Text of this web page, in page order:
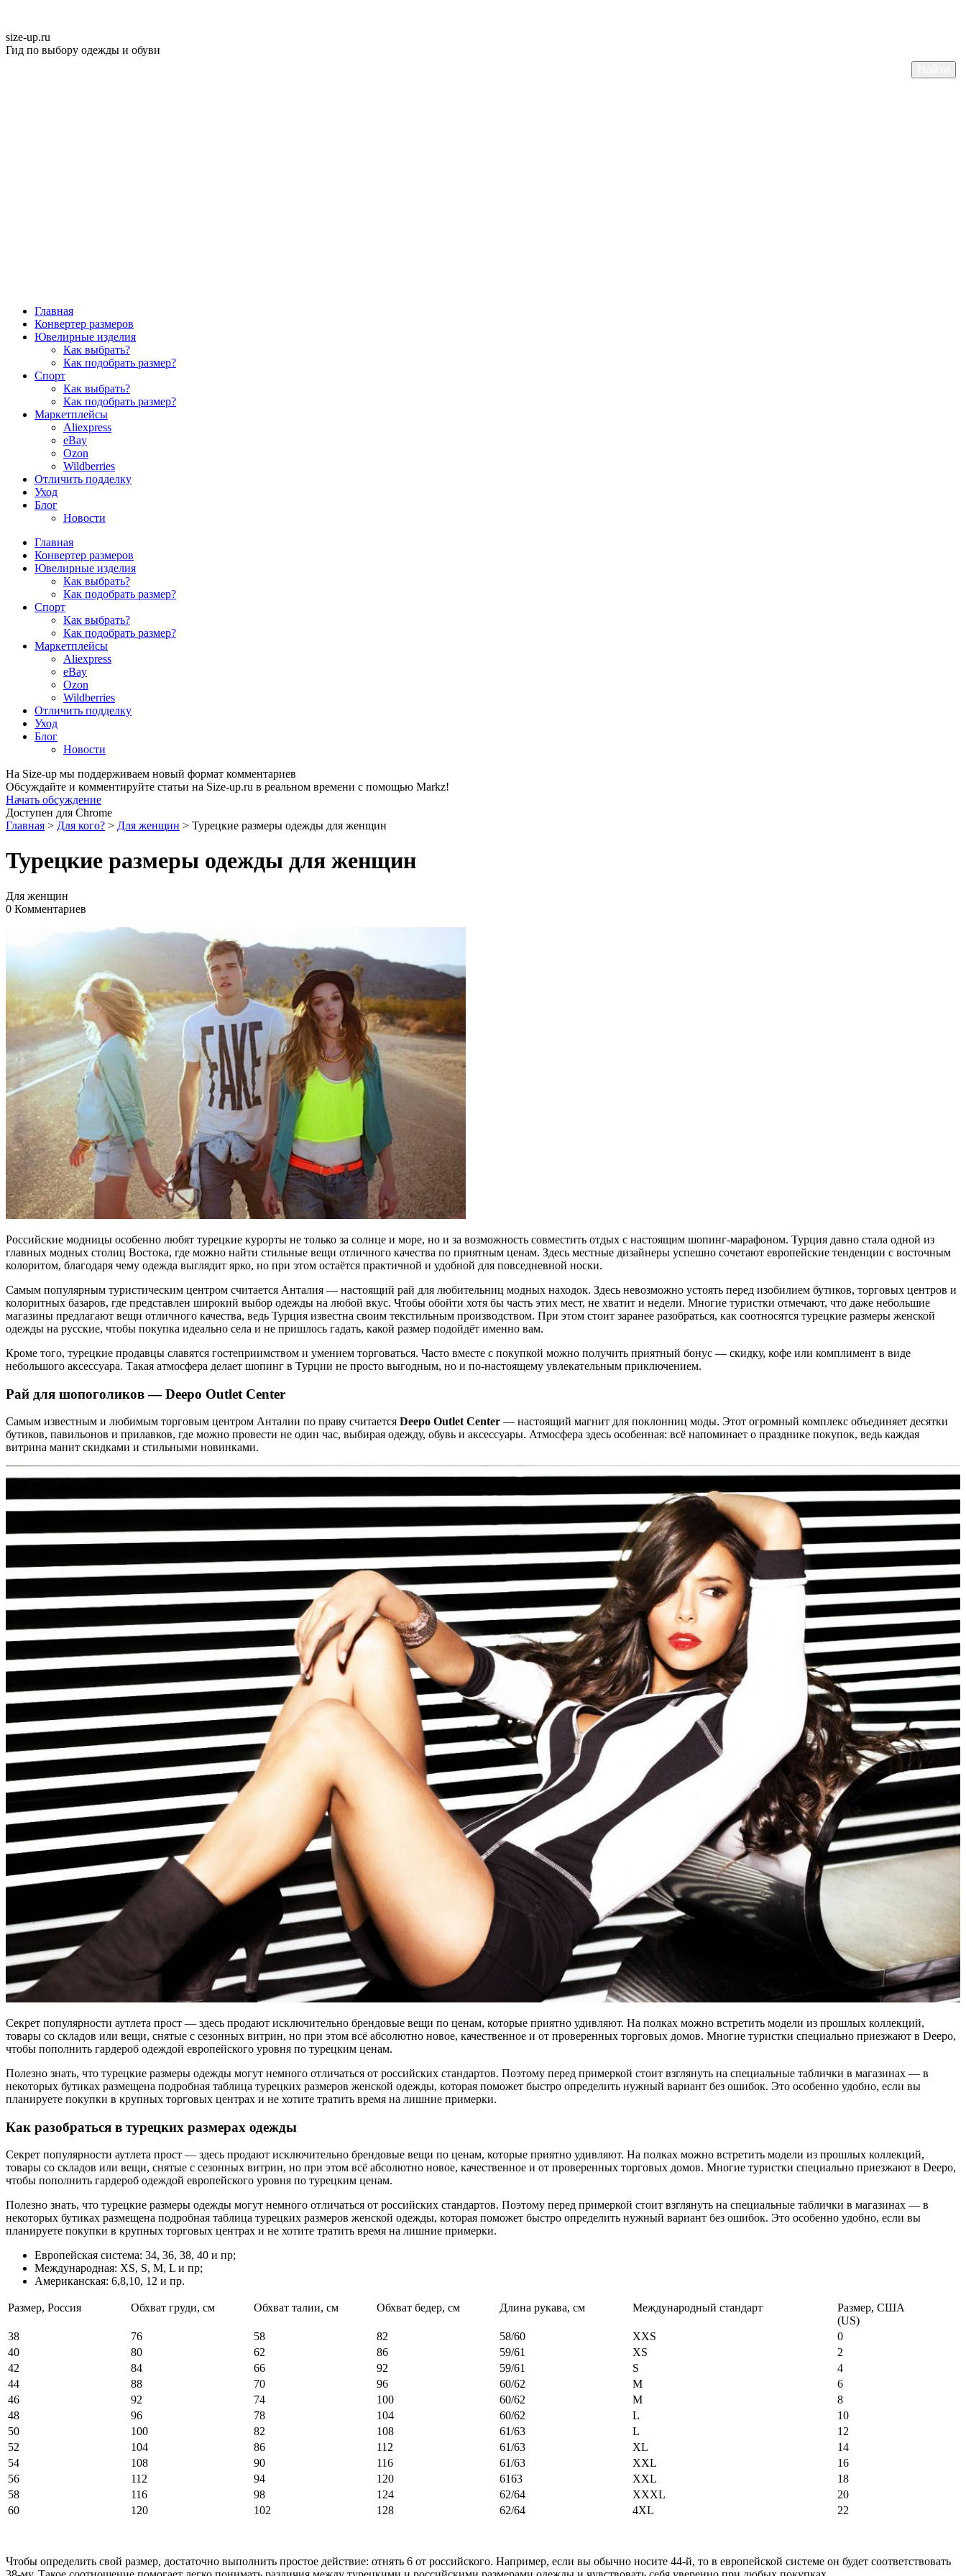
size-up.ru
Гид по выбору одежды и обуви
Главная
Конвертер размеров
Ювелирные изделия
Как выбрать?
Как подобрать размер?
Спорт
Как выбрать?
Как подобрать размер?
Маркетплейсы
Aliexpress
eBay
Ozon
Wildberries
Отличить подделку
Уход
Блог
Новости
Главная
Конвертер размеров
Ювелирные изделия
Как выбрать?
Как подобрать размер?
Спорт
Как выбрать?
Как подобрать размер?
Маркетплейсы
Aliexpress
eBay
Ozon
Wildberries
Отличить подделку
Уход
Блог
Новости
На Size-up мы поддерживаем новый формат комментариев
Обсуждайте и комментируйте статьи на Size-up.ru в реальном времени с помощью Markz!
Начать обсуждение
Доступен для Chrome
Главная > Для кого? > Для женщин > Турецкие размеры одежды для женщин
Турецкие размеры одежды для женщин
Для женщин
0 Комментариев
Российские модницы особенно любят турецкие курорты не только за солнце и море, но и за возможность совместить отдых с настоящим шопинг-марафоном. Турция давно стала одной из
главных модных столиц Востока, где можно найти стильные вещи отличного качества по приятным ценам. Здесь местные дизайнеры успешно сочетают европейские тенденции с восточным
колоритом, благодаря чему одежда выглядит ярко, но при этом остаётся практичной и удобной для повседневной носки.
Самым популярным туристическим центром считается Анталия — настоящий рай для любительниц модных находок. Здесь невозможно устоять перед изобилием бутиков, торговых центров и
колоритных базаров, где представлен широкий выбор одежды на любой вкус. Чтобы обойти хотя бы часть этих мест, не хватит и недели. Многие туристки отмечают, что даже небольшие
магазины предлагают вещи отличного качества, ведь Турция известна своим текстильным производством. При этом стоит заранее разобраться, как соотносятся турецкие размеры женской
одежды на русские, чтобы покупка идеально села и не пришлось гадать, какой размер подойдёт именно вам.
Кроме того, турецкие продавцы славятся гостеприимством и умением торговаться. Часто вместе с покупкой можно получить приятный бонус — скидку, кофе или комплимент в виде
небольшого аксессуара. Такая атмосфера делает шопинг в Турции не просто выгодным, но и по-настоящему увлекательным приключением.
Рай для шопоголиков — Deepo Outlet Center
Самым известным и любимым торговым центром Анталии по праву считается Deepo Outlet Center — настоящий магнит для поклонниц моды. Этот огромный комплекс объединяет десятки
бутиков, павильонов и прилавков, где можно провести не один час, выбирая одежду, обувь и аксессуары. Атмосфера здесь особенная: всё напоминает о празднике покупок, ведь каждая
витрина манит скидками и стильными новинками.
Секрет популярности аутлета прост — здесь продают исключительно брендовые вещи по ценам, которые приятно удивляют. На полках можно встретить модели из прошлых коллекций,
товары со складов или вещи, снятые с сезонных витрин, но при этом всё абсолютно новое, качественное и от проверенных торговых домов. Многие туристки специально приезжают в Deepo,
чтобы пополнить гардероб одеждой европейского уровня по турецким ценам.
Полезно знать, что турецкие размеры одежды могут немного отличаться от российских стандартов. Поэтому перед примеркой стоит взглянуть на специальные таблички в магазинах — в
некоторых бутиках размещена подробная таблица турецких размеров женской одежды, которая поможет быстро определить нужный вариант без ошибок. Это особенно удобно, если вы
планируете покупки в крупных торговых центрах и не хотите тратить время на лишние примерки.
Как разобраться в турецких размерах одежды
Секрет популярности аутлета прост — здесь продают исключительно брендовые вещи по ценам, которые приятно удивляют. На полках можно встретить модели из прошлых коллекций,
товары со складов или вещи, снятые с сезонных витрин, но при этом всё абсолютно новое, качественное и от проверенных торговых домов. Многие туристки специально приезжают в Deepo,
чтобы пополнить гардероб одеждой европейского уровня по турецким ценам.
Полезно знать, что турецкие размеры одежды могут немного отличаться от российских стандартов. Поэтому перед примеркой стоит взглянуть на специальные таблички в магазинах — в
некоторых бутиках размещена подробная таблица турецких размеров женской одежды, которая поможет быстро определить нужный вариант без ошибок. Это особенно удобно, если вы
планируете покупки в крупных торговых центрах и не хотите тратить время на лишние примерки.
Европейская система: 34, 36, 38, 40 и пр;
Международная: XS, S, M, L и пр;
Американская: 6,8,10, 12 и пр.
Размер, Россия Обхват груди, см Обхват талии, см Обхват бедер, см Длина рукава, см Международный стандарт
Размер, США
(US)
38
76 58 82 58/60 XXS
0
40
80 62 86 59/61 XS
2
42
84 66 92 59/61 S
4
44
88 70 96 60/62 M
6
46
92 74 100 60/62 M
8
48
96 78 104 60/62 L
10
50
100 82 108 61/63 L
12
52
104 86 112 61/63 XL
14
54
108 90 116 61/63 XXL
16
56
112 94 120 6163 XXL
18
58
116 98 124 62/64 XXXL
20
60
120 102 128 62/64 4XL 22
Чтобы определить свой размер, достаточно выполнить простое действие: отнять 6 от российского. Например, если вы обычно носите 44-й, то в европейской системе он будет соответствовать